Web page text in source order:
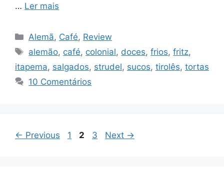
… Ler mais
Categorias
Alemã, Café, Review
Tags
alemão, café, colonial, doces,frios,fritz,
itapema, salgados, strudel, sucos, tirolês, tortas
10 Comentários
← Previous Page
1 Page
2 Page
3 Next →